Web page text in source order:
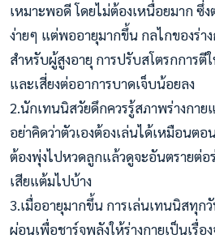
เหมาะพอดี โดยไม่ต้องเหนื่อยมาก ซึ่
ง่ายๆ แต่พออายุมากขึ้น กลไกของร่า
สำหรับผู้สูงอายุ การปรับสโตรกการ
และเสี่ยงต่ออาการบาดเจ็บน้อยลง
2.นักเทนนิสวัยดึกควรรู้สภาพร่างกาย
อย่าคิดว่าตัวเองต้องเล่นได้เหมือนตอ
ต้องพุ่งไปหวดลูกแล้วดูจะอันตรายต่อ
เสียแต้มไปบ้าง
3.เมื่ออายุมากขึ้น การเล่นเทนนิสทุก
ผ่อนเพื่อชาร์จพลังให้ร่างกายเป็นเรื่